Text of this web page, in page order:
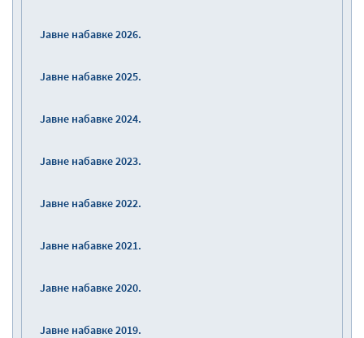
Јавне набавке 2026.
Јавне набавке 2025.
Јавне набавке 2024.
Јавне набавке 2023.
Јавне набавке 2022.
Јавне набавке 2021.
Јавне набавке 2020.
Јавне набавке 2019.